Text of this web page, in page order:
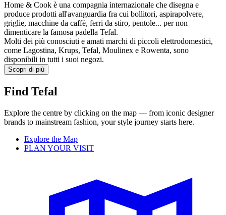
Home & Cook è una compagnia internazionale che disegna e
produce prodotti all'avanguardia fra cui bollitori, aspirapolvere,
griglie, macchine da caffè, ferri da stiro, pentole... per non
dimenticare la famosa padella Tefal.
Molti dei più conosciuti e amati marchi di piccoli elettrodomestici,
come Lagostina, Krups, Tefal, Moulinex e Rowenta, sono
disponibili in tutti i suoi negozi.
Scopri di più
Find Tefal
Explore the centre by clicking on the map — from iconic designer
brands to mainstream fashion, your style journey starts here.
Explore the Map
PLAN YOUR VISIT